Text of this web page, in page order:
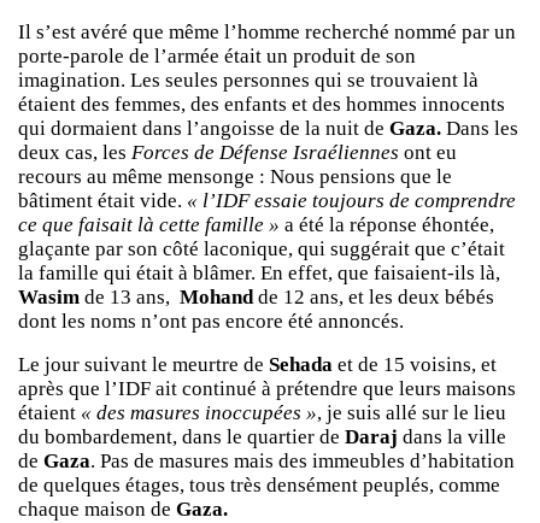
Il s’est avéré que même l’homme recherché nommé par un
porte-parole de l’armée était un produit de son
imagination. Les seules personnes qui se trouvaient là
étaient des femmes, des enfants et des hommes innocents
qui dormaient dans l’angoisse de la nuit de Gaza. Dans les
deux cas, les Forces de Défense Israéliennes ont eu
recours au même mensonge : Nous pensions que le
bâtiment était vide. « l’IDF essaie toujours de comprendre
ce que faisait là cette famille » a été la réponse éhontée,
glaçante par son côté laconique, qui suggérait que c’était
la famille qui était à blâmer. En effet, que faisaient-ils là,
Wasim de 13 ans, Mohand de 12 ans, et les deux bébés
dont les noms n’ont pas encore été annoncés.
Le jour suivant le meurtre de Sehada et de 15 voisins, et
après que l’IDF ait continué à prétendre que leurs maisons
étaient « des masures inoccupées », je suis allé sur le lieu
du bombardement, dans le quartier de Daraj dans la ville
de Gaza. Pas de masures mais des immeubles d’habitation
de quelques étages, tous très densément peuplés, comme
chaque maison de Gaza.